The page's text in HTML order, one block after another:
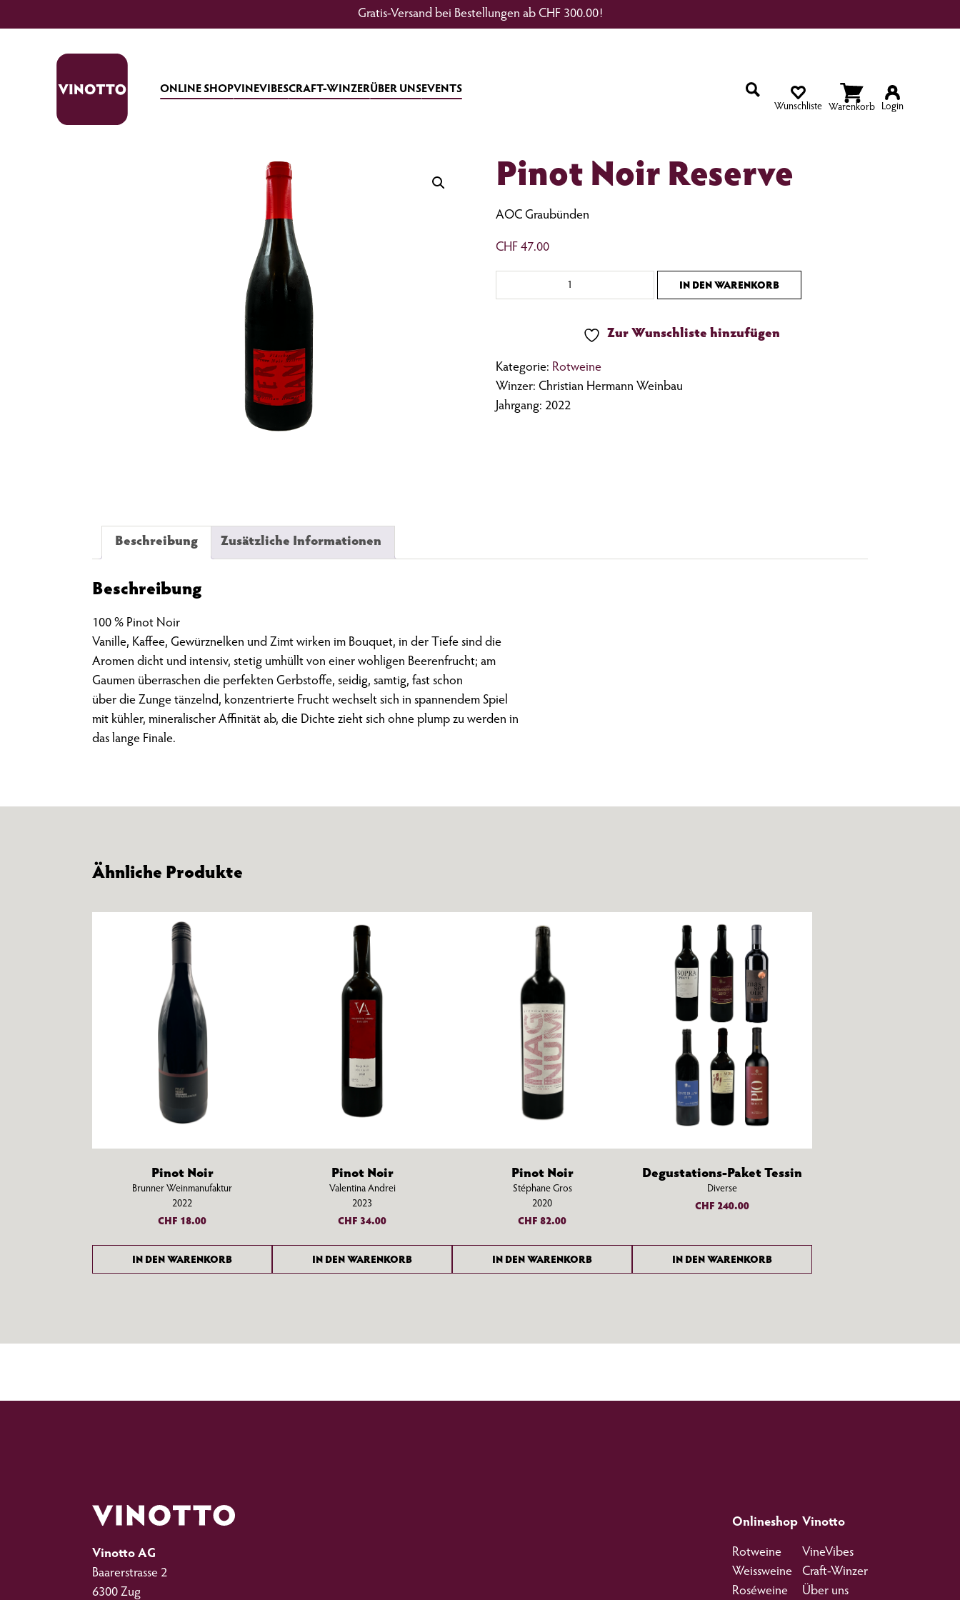
Gratis-Versand bei Bestellungen ab CHF 300.00!
ONLINE SHOPVINEVIBESCRAFT-WINZERÜBER UNSEVENTS
Wunschliste Login
Pinot Noir Reserve
AOC Graubünden
CHF 47.00
IN DEN WARENKORB
Zur Wunschliste hinzufügen
Kategorie: Rotweine
Winzer: Christian Hermann Weinbau
Jahrgang: 2022
Beschreibung Zusätzliche Informationen
Beschreibung
100 % Pinot Noir
Vanille, Kaffee, Gewürznelken und Zimt wirken im Bouquet, in der Tiefe sind die
Aromen dicht und intensiv, stetig umhüllt von einer wohligen Beerenfrucht; am
Gaumen überraschen die perfekten Gerbstoffe, seidig, samtig, fast schon
über die Zunge tänzelnd, konzentrierte Frucht wechselt sich in spannendem Spiel
mit kühler, mineralischer Affinität ab, die Dichte zieht sich ohne plump zu werden in
das lange Finale.
Ähnliche Produkte
Pinot Noir
Brunner Weinmanufaktur
2022
CHF 18.00
IN DEN WARENKORB
Pinot Noir
Valentina Andrei
2023
CHF 34.00
IN DEN WARENKORB
Pinot Noir
Stéphane Gros
2020
CHF 82.00
IN DEN WARENKORB
Degustations-Paket Tessin
Diverse
CHF 240.00
IN DEN WARENKORB
Vinotto AG
Baarerstrasse 2
6300 Zug
Onlineshop
Rotweine
Weissweine
Roséweine
Vinotto
VineVibes
Craft-Winzer
Über uns